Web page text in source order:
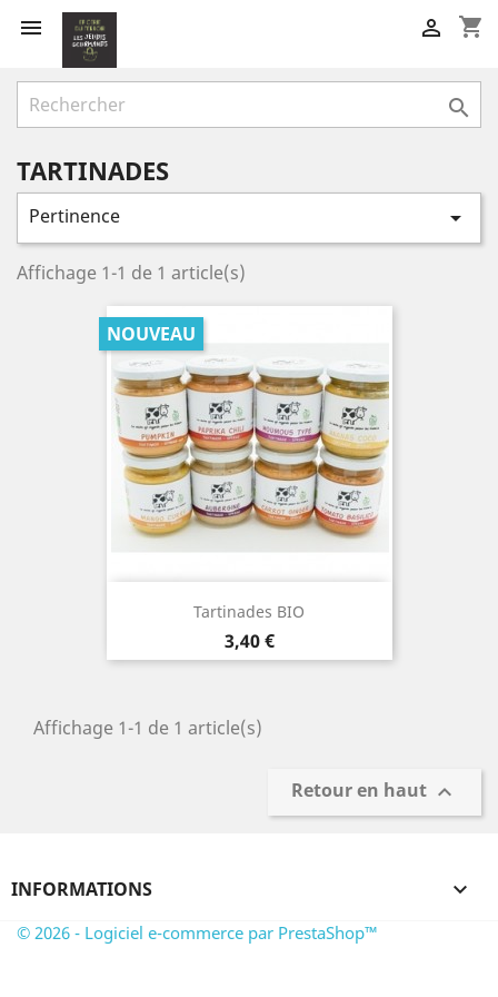
 shopping_cart


TARTINADES
Pertinence 
Affichage 1-1 de 1 article(s)
Tartinades BIO
Prix
3,40 €
NOUVEAU
Affichage 1-1 de 1 article(s)
Retour en haut 
INFORMATIONS 
© 2026 - Logiciel e-commerce par PrestaShop™